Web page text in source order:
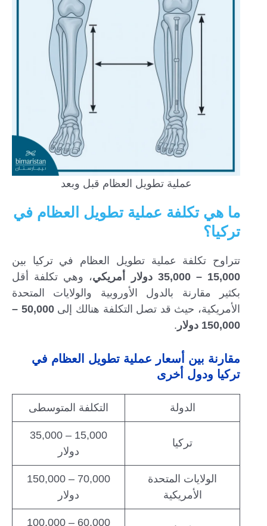
عملية تطويل العظام قبل وبعد
ما هي تكلفة عملية تطويل العظام في
تركيا؟
تتراوح تكلفة عملية تطويل العظام في تركيا بين
15,000 – 35,000 دولار أمريكي
، وهي تكلفة أقل
بكثير مقارنة بالدول الأوروبية والولايات المتحدة
الأمريكية، حيث قد تصل التكلفة هنالك إلى
50,000 –
150,000 دولار
.
مقارنة بين أسعار عملية تطويل العظام في
تركيا ودول أخرى
الدولة التكلفة المتوسطى
تركيا
15,000 – 35,000
دولار
الولايات المتحدة
الأمريكية
70,000 – 150,000
دولار
60,000 – 100,000